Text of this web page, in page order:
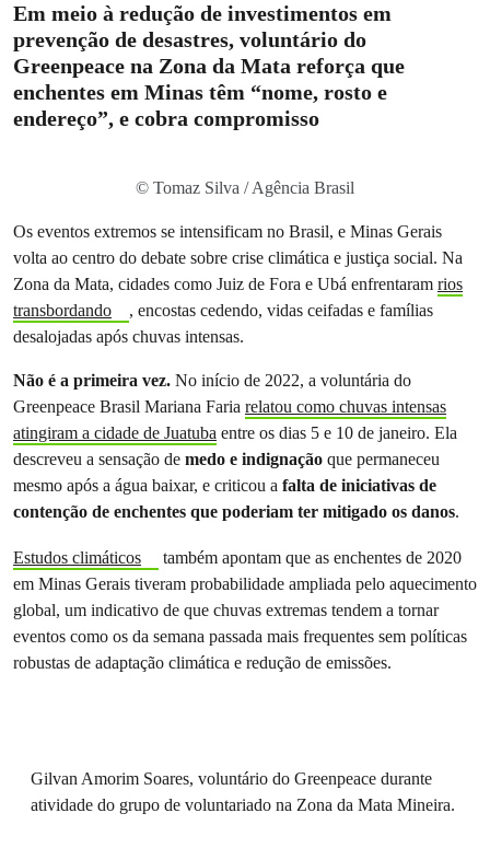
Em meio à redução de investimentos em
prevenção de desastres, voluntário do
Greenpeace na Zona da Mata reforça que
enchentes em Minas têm “nome, rosto e
endereço”, e cobra compromisso
© Tomaz Silva / Agência Brasil
Os eventos extremos se intensificam no Brasil, e Minas Gerais
volta ao centro do debate sobre crise climática e justiça social. Na
Zona da Mata, cidades como Juiz de Fora e Ubá enfrentaram rios
transbordando
, encostas cedendo, vidas ceifadas e famílias
desalojadas após chuvas intensas.
Não é a primeira vez. No início de 2022, a voluntária do
Greenpeace Brasil Mariana Faria relatou como chuvas intensas
atingiram a cidade de Juatuba entre os dias 5 e 10 de janeiro. Ela
descreveu a sensação de medo e indignação que permaneceu
mesmo após a água baixar, e criticou a falta de iniciativas de
contenção de enchentes que poderiam ter mitigado os danos.
Estudos climáticos
também apontam que as enchentes de 2020
em Minas Gerais tiveram probabilidade ampliada pelo aquecimento
global, um indicativo de que chuvas extremas tendem a tornar
eventos como os da semana passada mais frequentes sem políticas
robustas de adaptação climática e redução de emissões.
Gilvan Amorim Soares, voluntário do Greenpeace durante
atividade do grupo de voluntariado na Zona da Mata Mineira.